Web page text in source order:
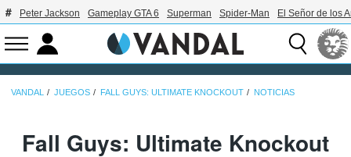
Peter Jackson Gameplay GTA 6 Superman Spider-Man El Señor de los
VANDAL JUEGOS FALL GUYS: ULTIMATE KNOCKOUT NOTICIAS
Fall Guys: Ultimate Knockout